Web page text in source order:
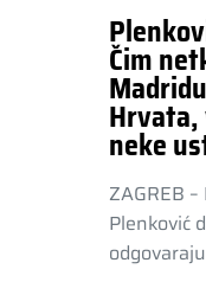
Čim
neke
ZAGREB
Plenković